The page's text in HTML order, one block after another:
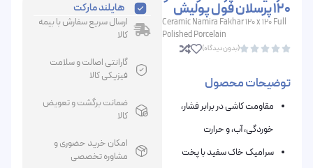
120 پرسلان فول پولیش
Ceramic Namira Fakhar 120 x 120 Full
Polished Porcelain



 (بدون دیدگاه)
توضیحات محصول
مقاومت کاشی در برابر فشار،
خوردگی، آب، و حرارت
سرامیک خاک سفید با پخت
هایلند مارکت
ارسال سریع سفارش با بیمه
کالا
گارانتی اصالت و سلامت
فیزیکی کالا
ضمانت برگشت و تعویض
کالا
امکان خرید حضوری و
مشاوره تخصصی